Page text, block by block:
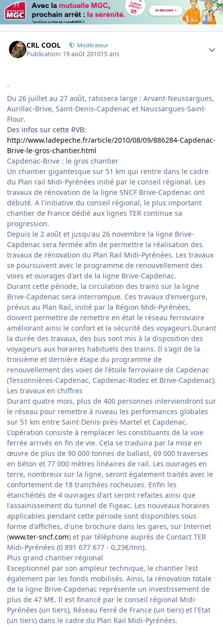
CRL COOL Modérateur
Publication: 19 août 201015 ans
'
Du 26 juillet au 27 août, ratissera large : Arvant-Neussargues,
Aurillac-Brive, Saint-Denis-Capdenac et Neussargues-Saint-
Flour.
Des infos sur cette RVB:
http://www.ladepeche.fr/article/2010/08/09/886284-Capdenac-
Brive-le-gros-chantier.html
Capdenac-Brive : le gros chantier
Un chantier gigantesque sur 51 km qui rentre dans le cadre
du Plan rail Midi-Pyrénées initié par le conseil régional. Les
travaux de rénovation de la ligne SNCF Brive-Capdenac ont
débuté. A l'initiative du conseil régional, le plus important
chantier de France dédié aux lignes TER continue sa
progression.
Depuis le 2 août et jusqu'au 26 novembre la ligne Brive-
Capdenac sera fermée afin de permettre la réalisation des
travaux de rénovation du Plan Rail Midi-Pyrénées. Les travaux
se poursuivent avec le programme de renouvellement des
voies et ouvrages d'art de la ligne Brive-Capdenac.
Durant cette période, la circulation des trains sur la ligne
Brive-Capdenac sera interrompue. Ces travaux d'envergure,
prévus au Plan Rail, initié par la Région Midi-Pyrénées,
doivent permettre de remettre en état le réseau ferroviaire
améliorant ainsi le confort et la sécurité des voyageurs.Durant
la durée des travaux, des bus sont mis à la disposition des
voyageurs aux horaires habituels des trains. Il s'agit de la
troisième et dernière étape du programme de
renouvellement des voies de l'étoile ferroviaire de Capdenac
(Tessonnières-Capdenac, Capdenac-Rodez et Brive-Capdenac).
Les travaux en chiffres
Durant quatre mois, plus de 400 personnes interviendront sur
le réseau pour remettre à niveau les performances globales
sur 51 km entre Saint-Denis-près-Martel et Capdenac.
L'opération consiste à remplacer les constituants de la voie
ferrée arrivés en fin de vie. Cela se traduira par la mise en
œuvre de plus de 90 000 tonnes de ballast, 69 000 traverses
en béton et 77 000 mètres linéaires de rail. Les ouvrages en
terre, nombreux sur la ligne, seront également traités avec le
confortement de 18 tranchées rocheuses. Enfin les
étanchéités de 4 ouvrages d'art seront refaites ainsi que
l'assainissement du tunnel de Figeac. Les nouveaux horaires
applicables pendant cette période sont disponibles sous
forme d'affiches, d'une brochure dans les gares, sur Internet
(www.ter-sncf.com) et par téléphone auprès de Contact TER
Midi-Pyrénées (0 891 677 677 - 0,23€/mn).
Plus grand chantier régional
Exceptionnel par son ampleur technique, le chantier l'est
également par les fonds mobilisés. Ainsi, la rénovation totale
de la ligne Brive-Capdenac représente un investissement de
plus de 47 M€. Il est financé par le conseil régional Midi-
Pyrénées (un tiers), Réseau Ferré de France (un tiers) et l'Etat
(un tiers) dans le cadre du Plan Rail Midi-Pyrénées.